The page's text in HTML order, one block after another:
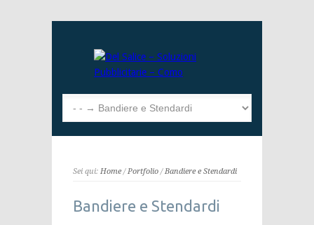
Sei qui: Home/Portfolio /Bandiere e Stendardi
Bandiere e Stendardi